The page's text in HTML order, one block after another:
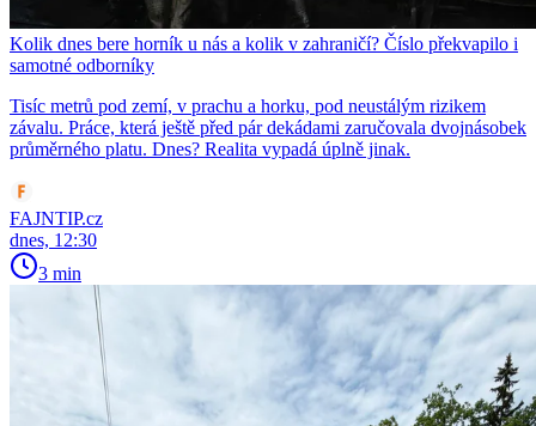
Kolik dnes bere horník u nás a kolik v zahraničí? Číslo překvapilo i
samotné odborníky
Tisíc metrů pod zemí, v prachu a horku, pod neustálým rizikem
závalu. Práce, která ještě před pár dekádami zaručovala dvojnásobek
průměrného platu. Dnes? Realita vypadá úplně jinak.
FAJNTIP.cz
dnes, 12:30
3 min